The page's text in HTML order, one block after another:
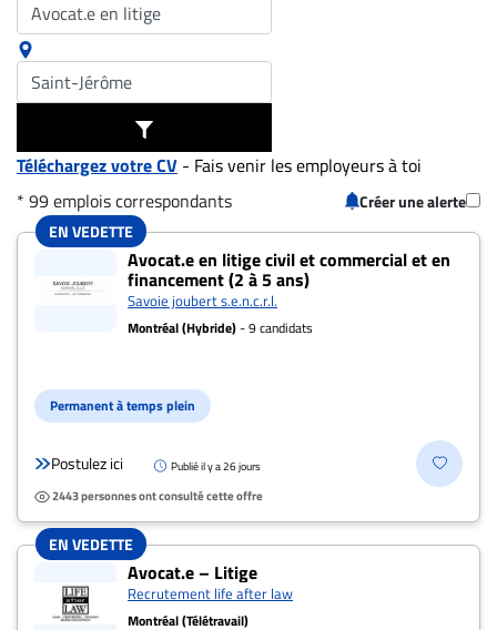
Bureaux
Juridiques
Campus
Archives
CARRIÈRE
ET
EMPLOIS
ET
JURISTES
Offres
d'emploi
Formation
Continue
Métiers
Scoop?
Téléchargez votre CV - Fais venir les employeurs à toi
* 99 emplois correspondants
Créer une alerte
99 offres pour "Avocat.e en litige" à
EN VEDETTE
Avocat.e en litige civil et commercial et en
financement (2 à 5 ans)
Savoie joubert s.e.n.c.r.l.
Montréal (Hybride)- 9 candidats
Permanent à temps plein
Postulez ici Publié il y a 26 jours
2443 personnes ont consulté cette offre
EN VEDETTE
Avocat.e – Litige
Recrutement life after law
Montréal (Télétravail)